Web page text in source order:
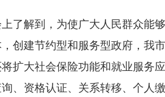
解到，为使广大人民群众能够
，创建节约型和服务型政府，我
扩大社会保险功能和就业服务
、资格认证、关系转移、个人